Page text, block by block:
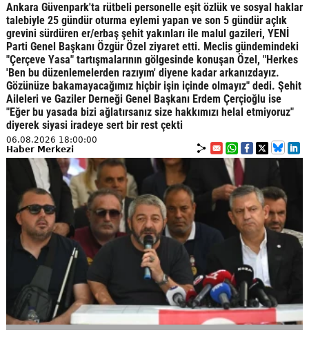
Ankara Güvenpark'ta rütbeli personelle eşit özlük ve sosyal haklar
talebiyle 25 gündür oturma eylemi yapan ve son 5 gündür açlık
grevini sürdüren er/erbaş şehit yakınları ile malul gazileri, YENİ
Parti Genel Başkanı Özgür Özel ziyaret etti. Meclis gündemindeki
"Çerçeve Yasa" tartışmalarının gölgesinde konuşan Özel, "Herkes
'Ben bu düzenlemelerden razıyım' diyene kadar arkanızdayız.
Gözünüze bakamayacağımız hiçbir işin içinde olmayız" dedi. Şehit
Aileleri ve Gaziler Derneği Genel Başkanı Erdem Çerçioğlu ise
"Eğer bu yasada bizi ağlatırsanız size hakkımızı helal etmiyoruz"
diyerek siyasi iradeye sert bir rest çekti
06.08.2026 18:00:00
Haber Merkezi